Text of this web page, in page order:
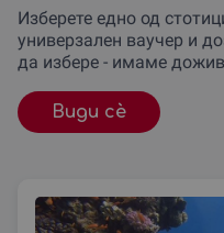
Изберете едно од
универзален ваучер и
да избере - имаме
Види сè